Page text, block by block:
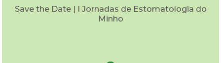
Save the Date | I Jornadas de Estomatologia do
Minho